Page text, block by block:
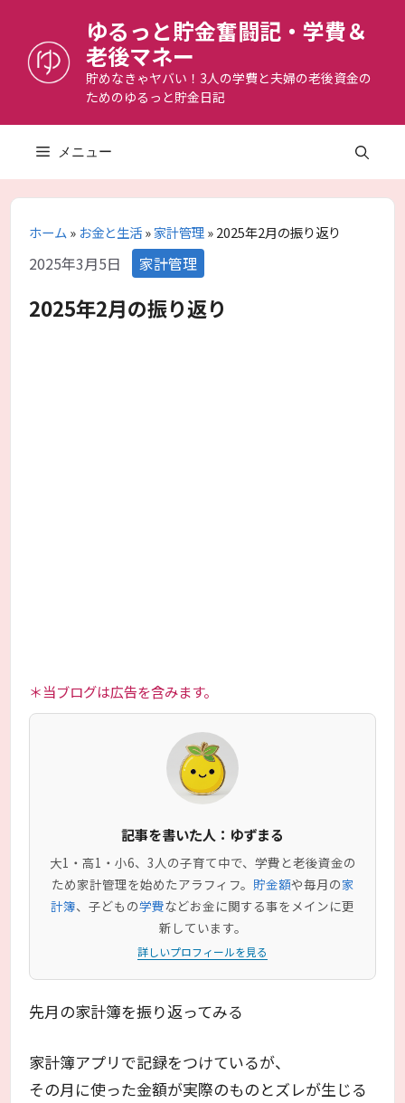
へ
ゆるっと貯金奮闘記・学費＆
老後マネー
貯めなきゃヤバい！3人の学費と夫婦の老後資金の
ためのゆるっと貯金日記
メニュー
ホーム» お金と生活»家計管理»2025年2月の振り返り
2025年3月5日 カ
テ
ゴ
リ
家計管理
2025年2月の振り返り
＊当ブログは広告を含みます。
記事を書いた人：ゆずまる
大1・高1・小6、3人の子育て中で、学費と老後資金の
ため家計管理を始めたアラフィフ。 貯金額や毎月の家
計簿、子どもの学費などお金に関する事をメインに更
新しています。
詳しいプロフィールを見る
先月の家計簿を振り返ってみる
家計簿アプリで記録をつけているが、
その月に使った金額が実際のものとズレが生じる